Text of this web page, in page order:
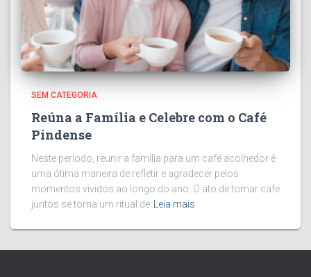
SEM CATEGORIA
Reúna a Família e Celebre com o Café
Pindense
Neste período, reunir a família para um café acolhedor é
uma ótima maneira de refletir e agradecer pelos
momentos vividos ao longo do ano. O ato de tomar café
juntos se torna um ritual de
Leia mais